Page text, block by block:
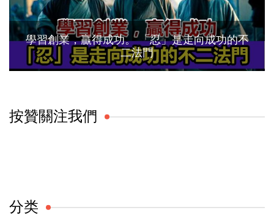
學習創業，贏得成功。 「忍」是走向成功的不
二法門
按贊關注我們
分类